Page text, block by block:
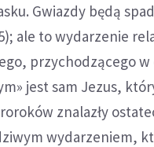
Gwiazdy będą
ale to wydarzenie
przychodzącego
jest sam Jezus,
znalazły
wydarzeniem,